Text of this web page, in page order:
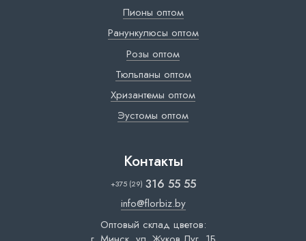
Пионы оптом
Ранункулюсы оптом
Розы оптом
Тюльпаны оптом
Хризантемы оптом
Эустомы оптом
Контакты
+375 (29) 316 55 55
info@florbiz.by
Оптовый склад цветов: